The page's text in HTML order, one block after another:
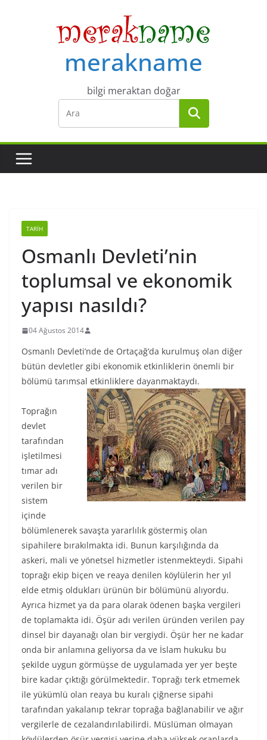
merakname
bilgi meraktan doğar
TARIH
Osmanlı Devleti’nin
toplumsal ve ekonomik
yapısı nasıldı?
04 Ağustos 2014
Osmanlı Devleti’nde de Ortaçağ’da kurulmuş olan diğer
bütün devletler gibi ekonomik etkinliklerin önemli bir
bölümü tarımsal etkinliklere dayanmaktaydı.
Toprağın
devlet
tarafından
işletilmesi
tımar adı
verilen bir
sistem
içinde
bölümlenerek savaşta yararlılık göstermiş olan
sipahilere bırakılmakta idi. Bunun karşılığında da
askeri, mali ve yönetsel hizmetler istenmekteydi. Sipahi
toprağı ekip biçen ve reaya denilen köylülerin her yıl
elde etmiş oldukları ürünün bir bölümünü alıyordu.
Ayrıca hizmet ya da para olarak ödenen başka vergileri
de toplamakta idi. Öşür adı verilen üründen verilen pay
dinsel bir dayanağı olan bir vergiydi. Öşür her ne kadar
onda bir anlamına geliyorsa da ve İslam hukuku bu
şekilde uygun görmüşse de uygulamada yer yer beşte
bire kadar çıktığı görülmektedir. Toprağı terk etmemek
ile yükümlü olan reaya bu kuralı çiğnerse sipahi
tarafından yakalanıp tekrar toprağa bağlanabilir ve ağır
vergilerle de cezalandırılabilirdi. Müslüman olmayan